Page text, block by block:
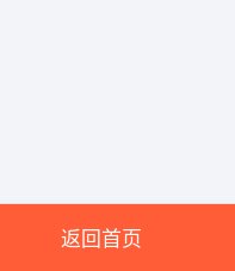
返回首页